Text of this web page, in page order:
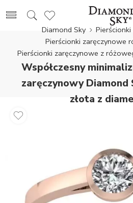
Diamond Sky
Pierścionki zaręczynowe
Pierścionki zaręczynowe z
Współczesny
zaręczynowy Diamond
złota z